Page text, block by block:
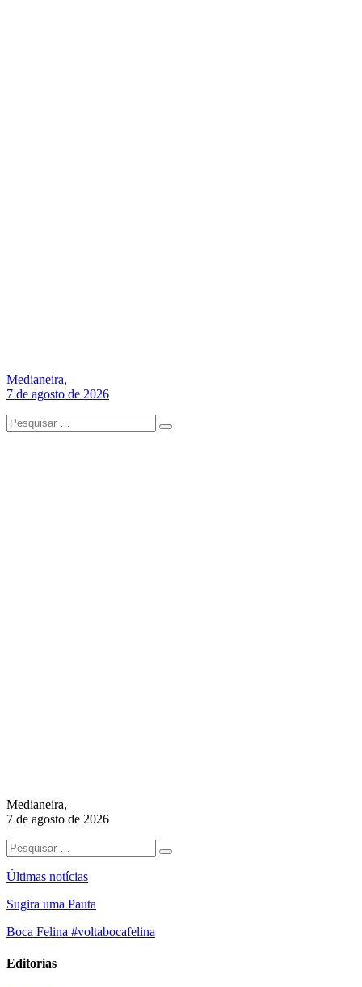
Medianeira,
7 de agosto de 2026
Medianeira,
7 de agosto de 2026
Últimas notícias
Sugira uma Pauta
Boca Felina #voltabocafelina
Editorias